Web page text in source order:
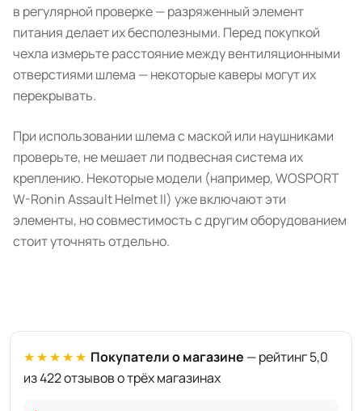
в регулярной проверке — разряженный элемент
питания делает их бесполезными. Перед покупкой
чехла измерьте расстояние между вентиляционными
отверстиями шлема — некоторые каверы могут их
перекрывать.
При использовании шлема с маской или наушниками
проверьте, не мешает ли подвесная система их
креплению. Некоторые модели (например, WOSPORT
W-Ronin Assault Helmet II) уже включают эти
элементы, но совместимость с другим оборудованием
стоит уточнять отдельно.
★★★★★ Покупатели о магазине — рейтинг 5,0
из 422 отзывов о трёх магазинах